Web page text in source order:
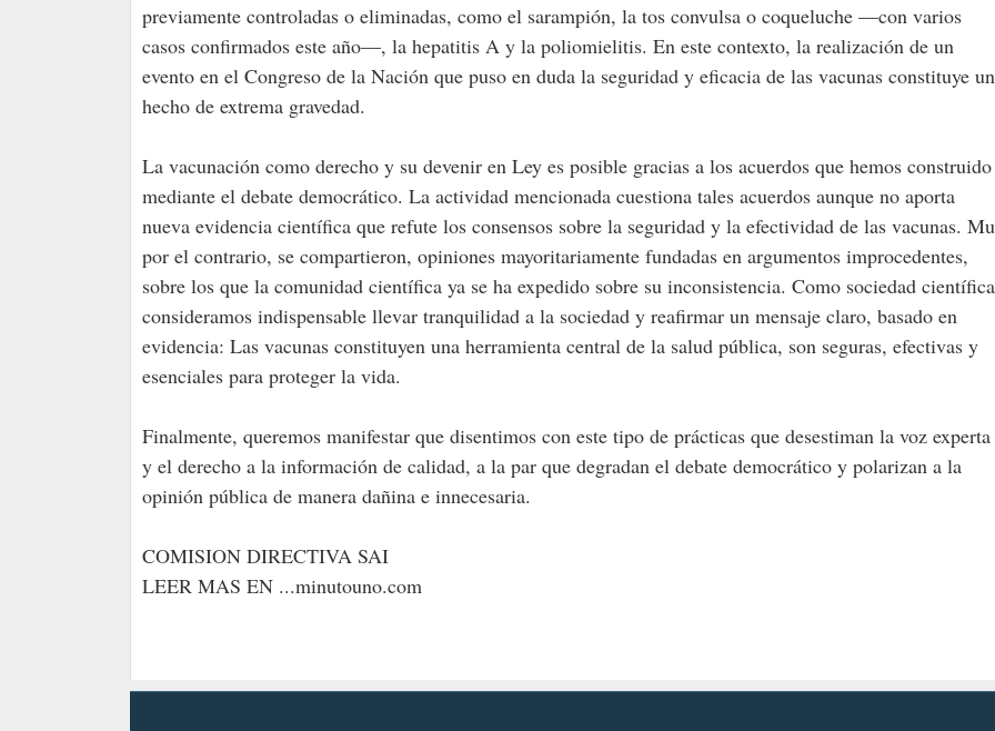
previamente controladas o eliminadas, como el sarampión, la tos convulsa o coqueluche —con varios
casos confirmados este año—, la hepatitis A y la poliomielitis. En este contexto, la realización de un
evento en el Congreso de la Nación que puso en duda la seguridad y eficacia de las vacunas constituye un
hecho de extrema gravedad.
La vacunación como derecho y su devenir en Ley es posible gracias a los acuerdos que hemos construido
mediante el debate democrático. La actividad mencionada cuestiona tales acuerdos aunque no aporta
nueva evidencia científica que refute los consensos sobre la seguridad y la efectividad de las vacunas.
por el contrario, se compartieron, opiniones mayoritariamente fundadas en argumentos improcedentes,
sobre los que la comunidad científica ya se ha expedido sobre su inconsistencia. Como sociedad
consideramos indispensable llevar tranquilidad a la sociedad y reafirmar un mensaje claro, basado en
evidencia: Las vacunas constituyen una herramienta central de la salud pública, son seguras, efectivas y
esenciales para proteger la vida.
Finalmente, queremos manifestar que disentimos con este tipo de prácticas que desestiman la voz experta
y el derecho a la información de calidad, a la par que degradan el debate democrático y polarizan a la
opinión pública de manera dañina e innecesaria.
COMISION DIRECTIVA SAI
LEER MAS EN ...minutouno.com